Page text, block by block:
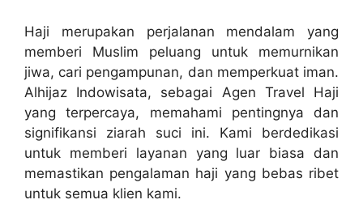
Haji merupakan perjalanan mendalam yang
memberi Muslim peluang untuk memurnikan
jiwa, cari pengampunan, dan memperkuat iman.
Alhijaz Indowisata, sebagai Agen Travel Haji
yang terpercaya, memahami pentingnya dan
signifikansi ziarah suci ini. Kami berdedikasi
untuk memberi layanan yang luar biasa dan
memastikan pengalaman haji yang bebas ribet
untuk semua klien kami.